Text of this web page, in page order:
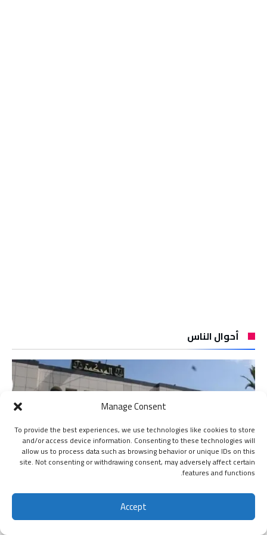
Manage Consent
To provide the best experiences, we use technologies like cookies to store
and/or access device information. Consenting to these technologies will
allow us to process data such as browsing behavior or unique IDs on this
site. Not consenting or withdrawing consent, may adversely affect certain
features and functions.
Accept
أحوال الناس
الوادي: إدانة امرأة بعام حبس نافذة بتهمة